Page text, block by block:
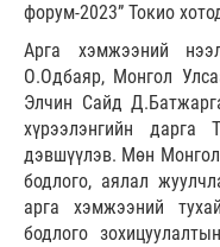
форум-2023” Токио
Арга хэмжээний
О.Одбаяр, Монгол
Элчин Сайд
хүрээлэнгийн дарга
дэвшүүлэв. Мөн
бодлого, аялал
арга хэмжээний
бодлого